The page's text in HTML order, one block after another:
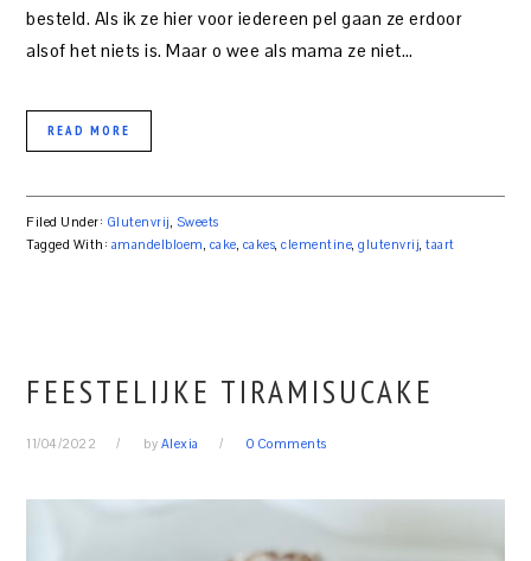
besteld. Als ik ze hier voor iedereen pel gaan ze erdoor
alsof het niets is. Maar o wee als mama ze niet…
READ MORE
Filed Under: Glutenvrij, Sweets
Tagged With: amandelbloem, cake, cakes,clementine,glutenvrij,taart
FEESTELIJKE TIRAMISUCAKE
11/04/2022 by Alexia 0 Comments